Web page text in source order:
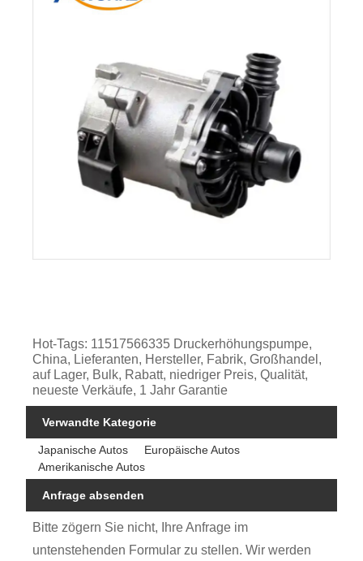
Hot-Tags: 11517566335 Druckerhöhungspumpe,
China, Lieferanten, Hersteller, Fabrik, Großhandel,
auf Lager, Bulk, Rabatt, niedriger Preis, Qualität,
neueste Verkäufe, 1 Jahr Garantie
Verwandte Kategorie
Japanische Autos
Europäische Autos
Amerikanische Autos
Anfrage absenden
Bitte zögern Sie nicht, Ihre Anfrage im
untenstehenden Formular zu stellen. Wir werden